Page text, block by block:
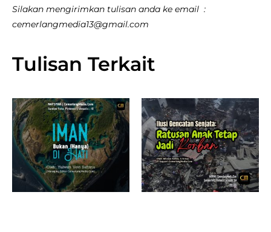
Silakan mengirimkan tulisan anda ke email :
cemerlangmedia13@gmail.com
Tulisan Terkait